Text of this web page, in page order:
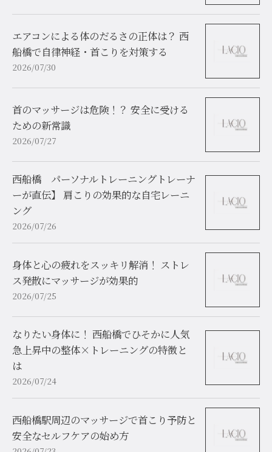
エアコンによる体のだるさの正体は？ 西
船橋で自律神経・首こりを対策する
2026/07/30
首のマッサージは危険！？ 安全に受ける
ための新常識
2026/07/27
西船橋 パーソナルトレーニングトレーナ
ーが直伝】 肩こりの効果的な自宅レーニ
ング
2026/07/26
身体と心の疲れをスッキリ解消！ ストレ
ス発散にマッサージが効果的
2026/07/25
なりたい身体に！ 西船橋でひそかに人気
急上昇中の整体×トレーニングの特徴と
は
2026/07/24
西船橋駅周辺のマッサージで首こり予防と
安全なセルフケアの始め方